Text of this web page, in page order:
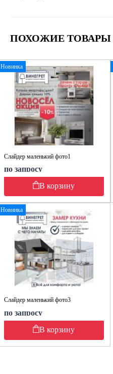
ПОХОЖИЕ ТОВАРЫ
Новинка
Слайдер маленький фото1
по запросу
В корзину
Новинка
Слайдер маленький фото3
по запросу
В корзину